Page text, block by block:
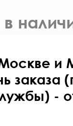
и
заказа
-